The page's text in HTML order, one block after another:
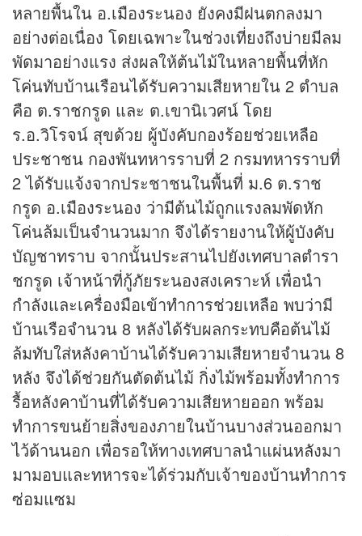
หลายพื้นใน อ.เมืองระนอง ยังคงมีฝนตกลงมา
อย่างต่อเนื่อง โดยเฉพาะในช่วงเที่ยงถึงบ่ายมีลม
พัดมาอย่างแรง ส่งผลให้ต้นไม้ในหลายพื้นที่หัก
โค่นทับบ้านเรือนได้รับความเสียหายใน 2 ตำบล
คือ ต.ราชกรูด และ ต.เขานิเวศน์ โดย
ร.อ.วิโรจน์ สุขด้วย ผู้บังคับกองร้อยช่วยเหลือ
ประชาชน กองพันทหารราบที่ 2 กรมทหารราบที่
2 ได้รับแจ้งจากประชาชนในพื้นที่ ม.6 ต.ราช
กรูด อ.เมืองระนอง ว่ามีต้นไม้ถูกแรงลมพัดหัก
โค่นล้มเป็นจำนวนมาก จึงได้รายงานให้ผู้บังคับ
บัญชาทราบ จากนั้นประสานไปยังเทศบาลตำรา
ชกรูด เจ้าหน้าที่กู้ภัยระนองสงเคราะห์ เพื่อนำ
กำลังและเครื่องมือเข้าทำการช่วยเหลือ พบว่ามี
บ้านเรือจำนวน 8 หลังได้รับผลกระทบคือต้นไม้
ล้มทับใส่หลังคาบ้านได้รับความเสียหายจำนวน 8
หลัง จึงได้ช่วยกันตัดต้นไม้ กิ่งไม้พร้อมทั้งทำการ
รื้อหลังคาบ้านที่ได้รับความเสียหายออก พร้อม
ทำการขนย้ายสิ่งของภายในบ้านบางส่วนออกมา
ไว้ด้านนอก เพื่อรอให้ทางเทศบาลนำแผ่นหลังมา
มามอบและทหารจะได้ร่วมกับเจ้าของบ้านทำการ
ซ่อมแซม